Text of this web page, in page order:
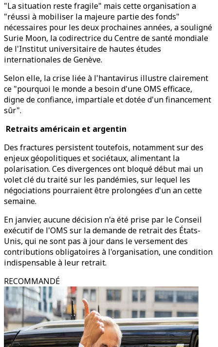
"La situation reste fragile" mais cette organisation a
"réussi à mobiliser la majeure partie des fonds"
nécessaires pour les deux prochaines années, a souligné
Surie Moon, la codirectrice du Centre de santé mondiale
de l'Institut universitaire de hautes études
internationales de Genève.
Selon elle, la crise liée à l'hantavirus illustre clairement
ce "pourquoi le monde a besoin d'une OMS efficace,
digne de confiance, impartiale et dotée d'un financement
sûr".
Retraits américain et argentin
Des fractures persistent toutefois, notamment sur des
enjeux géopolitiques et sociétaux, alimentant la
polarisation. Ces divergences ont bloqué début mai un
volet clé du traité sur les pandémies, sur lequel les
négociations pourraient être prolongées d'un an cette
semaine.
En janvier, aucune décision n'a été prise par le Conseil
exécutif de l'OMS sur la demande de retrait des États-
Unis, qui ne sont pas à jour dans le versement des
contributions obligatoires à l'organisation, une condition
indispensable à leur retrait.
RECOMMANDÉ